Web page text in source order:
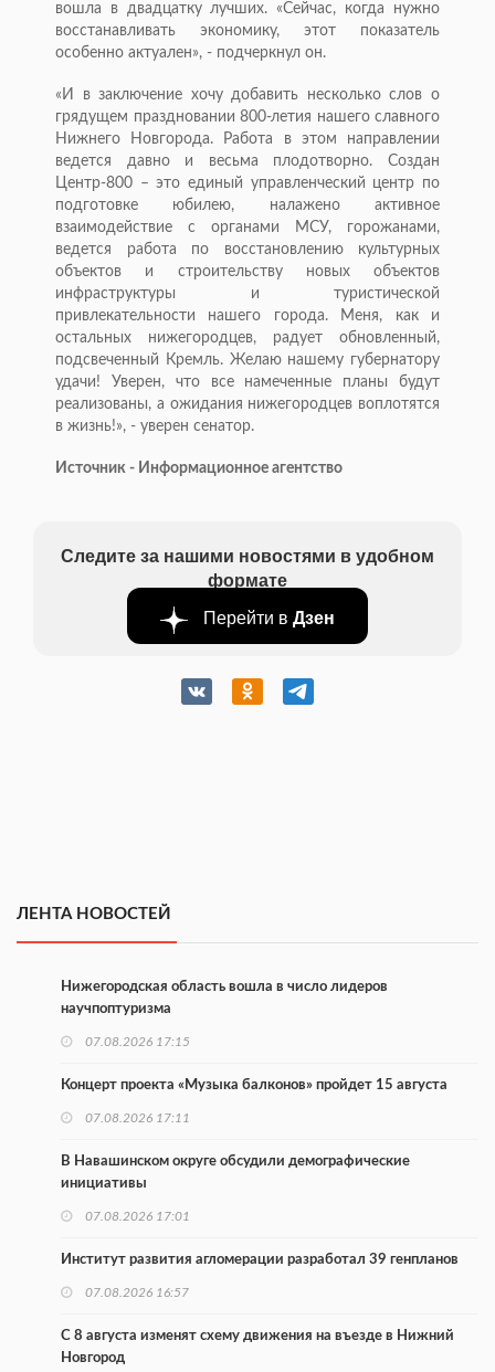
вошла в двадцатку лучших. «Сейчас, когда нужно
восстанавливать экономику, этот показатель
особенно актуален», - подчеркнул он.
«И в заключение хочу добавить несколько слов о
грядущем праздновании 800-летия нашего славного
Нижнего Новгорода. Работа в этом направлении
ведется давно и весьма плодотворно. Создан
Центр-800 – это единый управленческий центр по
подготовке юбилею, налажено активное
взаимодействие с органами МСУ, горожанами,
ведется работа по восстановлению культурных
объектов и строительству новых объектов
инфраструктуры и туристической
привлекательности нашего города. Меня, как и
остальных нижегородцев, радует обновленный,
подсвеченный Кремль. Желаю нашему губернатору
удачи! Уверен, что все намеченные планы будут
реализованы, а ожидания нижегородцев воплотятся
в жизнь!», - уверен сенатор.
Источник - Информационное агентство
Следите за нашими новостями в удобном
формате
Перейти в Дзен
ЛЕНТА НОВОСТЕЙ
Нижегородская область вошла в число лидеров
научпоптуризма
07.08.2026 17:15
Концерт проекта «Музыка балконов» пройдет 15 августа
07.08.2026 17:11
В Навашинском округе обсудили демографические
инициативы
07.08.2026 17:01
Институт развития агломерации разработал 39 генпланов
07.08.2026 16:57
С 8 августа изменят схему движения на въезде в Нижний
Новгород